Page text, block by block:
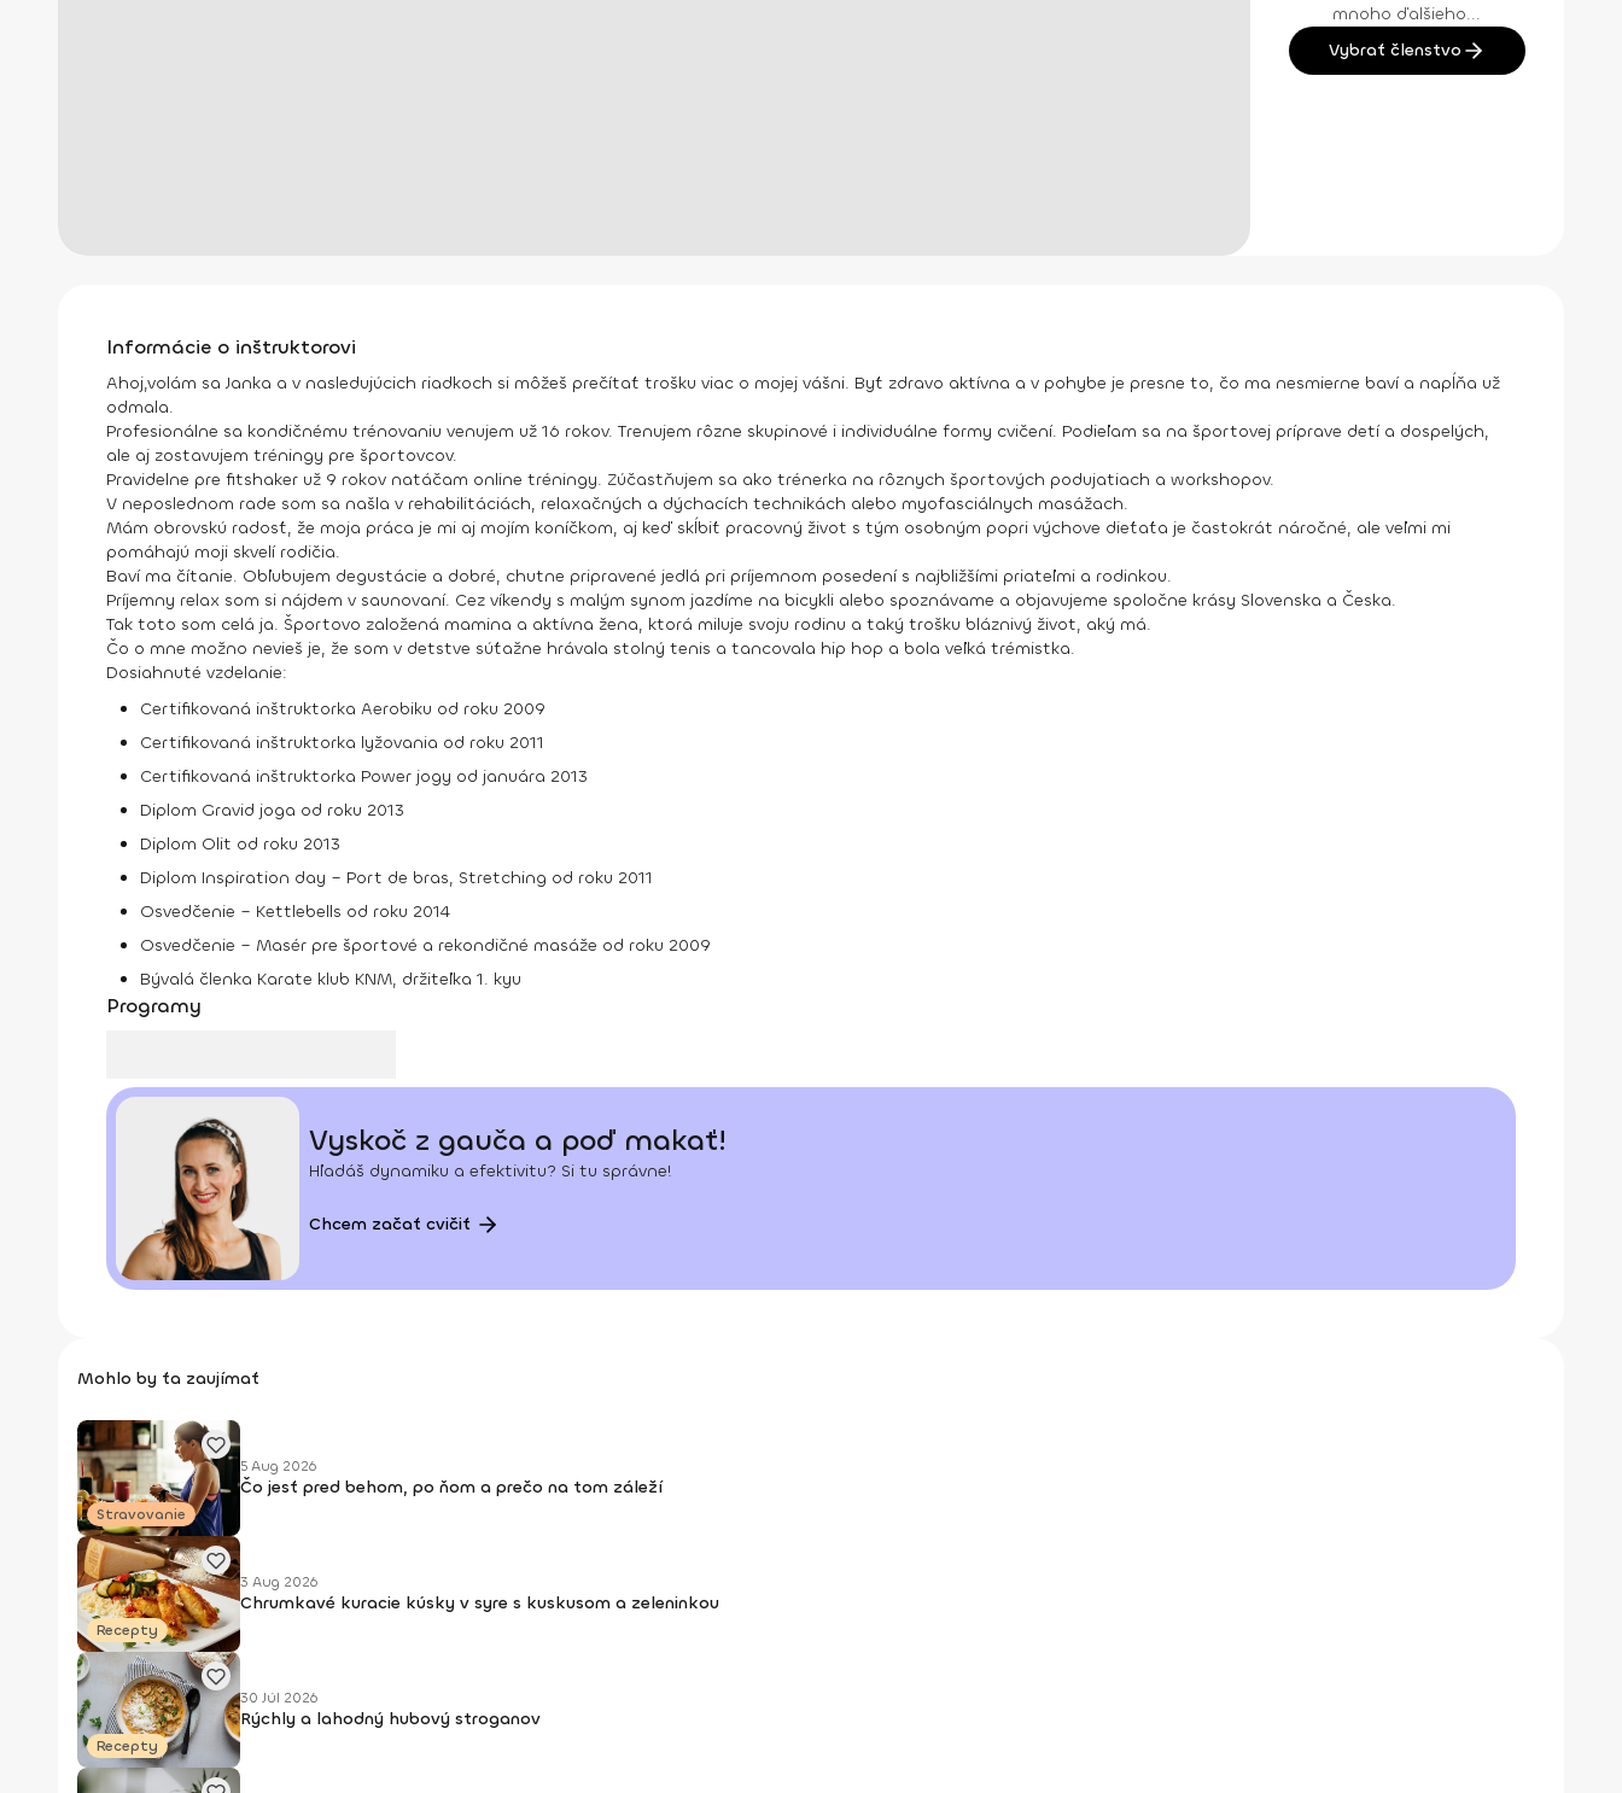
mnoho ďalšieho...
Vybrať členstvo
Informácie o inštruktorovi
Ahoj,volám sa Janka a v nasledujúcich riadkoch si môžeš prečítať trošku viac o mojej vášni. Byť zdravo aktívna a v pohybe je presne to, čo ma nesmierne baví a napĺňa už
odmala.
Profesionálne sa kondičnému trénovaniu venujem už 16 rokov. Trenujem rôzne skupinové i individuálne formy cvičení. Podieľam sa na športovej príprave detí a dospelých,
ale aj zostavujem tréningy pre športovcov.
Pravidelne pre fitshaker už 9 rokov natáčam online tréningy. Zúčastňujem sa ako trénerka na rôznych športových podujatiach a workshopov.
V neposlednom rade som sa našla v rehabilitáciách, relaxačných a dýchacích technikách alebo myofasciálnych masážach.
Mám obrovskú radosť, že moja práca je mi aj mojím koníčkom, aj keď skĺbiť pracovný život s tým osobným popri výchove dieťaťa je častokrát náročné, ale veľmi mi
pomáhajú moji skvelí rodičia.
Baví ma čítanie. Obľubujem degustácie a dobré, chutne pripravené jedlá pri príjemnom posedení s najbližšími priateľmi a rodinkou.
Príjemny relax som si nájdem v saunovaní. Cez víkendy s malým synom jazdíme na bicykli alebo spoznávame a objavujeme spoločne krásy Slovenska a Česka.
Tak toto som celá ja. Športovo založená mamina a aktívna žena, ktorá miluje svoju rodinu a taký trošku bláznivý život, aký má.
Čo o mne možno nevieš je, že som v detstve súťažne hrávala stolný tenis a tancovala hip hop a bola veľká trémistka.
Dosiahnuté vzdelanie:
Certifikovaná inštruktorka Aerobiku od roku 2009
Certifikovaná inštruktorka lyžovania od roku 2011
Certifikovaná inštruktorka Power jogy od januára 2013
Diplom Gravid joga od roku 2013
Diplom Olit od roku 2013
Diplom Inspiration day – Port de bras, Stretching od roku 2011
Osvedčenie – Kettlebells od roku 2014
Osvedčenie – Masér pre športové a rekondičné masáže od roku 2009
Bývalá členka Karate klub KNM, držiteľka 1. kyu
Programy
Vyskoč z gauča a poď makať!
Hľadáš dynamiku a efektivitu? Si tu správne!
Chcem začať cvičiť
Mohlo by ťa zaujímať
Stravovanie
5 Aug 2026
Čo jesť pred behom, po ňom a prečo na tom záleží
Recepty
3 Aug 2026
Chrumkavé kuracie kúsky v syre s kuskusom a zeleninkou
Recepty
30 Júl 2026
Rýchly a lahodný hubový stroganov